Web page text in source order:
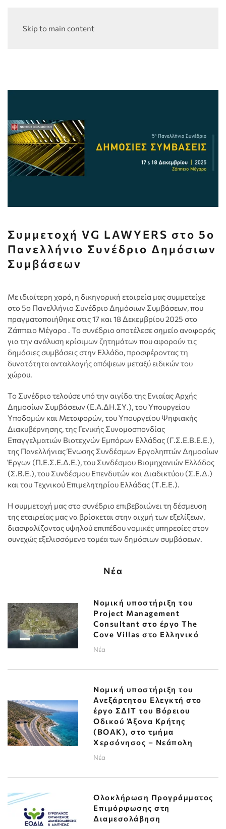
Skip to main content
Συμμετοχή VG LAWYERS στο 5ο
Πανελλήνιο Συνέδριο Δημόσιων
Συμβάσεων
Με ιδιαίτερη χαρά, η δικηγορική εταιρεία μας συμμετείχε
στο 5ο Πανελλήνιο Συνέδριο Δημόσιων Συμβάσεων, που
πραγματοποιήθηκε στις 17 και 18 Δεκεμβρίου 2025 στο
Ζάππειο Μέγαρο . Το συνέδριο αποτέλεσε σημείο αναφοράς
για την ανάλυση κρίσιμων ζητημάτων που αφορούν τις
δημόσιες συμβάσεις στην Ελλάδα, προσφέροντας τη
δυνατότητα ανταλλαγής απόψεων μεταξύ ειδικών του
χώρου.
Το Συνέδριο τελούσε υπό την αιγίδα της Ενιαίας Αρχής
Δημοσίων Συμβάσεων (Ε.Α.ΔΗ.ΣΥ.), του Υπουργείου
Υποδομών και Μεταφορών, του Υπουργείου Ψηφιακής
Διακυβέρνησης, της Γενικής Συνομοσπονδίας
Επαγγελματιών Βιοτεχνών Εμπόρων Ελλάδας (Γ.Σ.Ε.Β.Ε.Ε.),
της Πανελλήνιας Ένωσης Συνδέσμων Εργοληπτών Δημοσίων
Έργων (Π.Ε.Σ.Ε.Δ.Ε.), του Συνδέσμου Βιομηχανιών Ελλάδος
(Σ.Β.Ε.), του Συνδέσμου Επενδυτών και Διαδικτύου (Σ.Ε.Δ.)
και του Τεχνικού Επιμελητηρίου Ελλάδας (Τ.Ε.Ε.).
Η συμμετοχή μας στο συνέδριο επιβεβαιώνει τη δέσμευση
της εταιρείας μας να βρίσκεται στην αιχμή των εξελίξεων,
διασφαλίζοντας υψηλού επιπέδου νομικές υπηρεσίες στον
συνεχώς εξελισσόμενο τομέα των δημόσιων συμβάσεων.
Νέα
Νομική υποστήριξη του
Project Management
Consultant στο έργο The
Cove Villas στο Ελληνικό
Νέα
Νομική υποστήριξη του
Ανεξάρτητου Ελεγκτή στο
έργο ΣΔΙΤ του Βόρειου
Οδικού Άξονα Κρήτης
(ΒΟΑΚ), στο τμήμα
Χερσόνησος – Νεάπολη
Νέα
Ολοκλήρωση Προγράμματος
Επιμόρφωσης στη
Διαμεσολάβηση